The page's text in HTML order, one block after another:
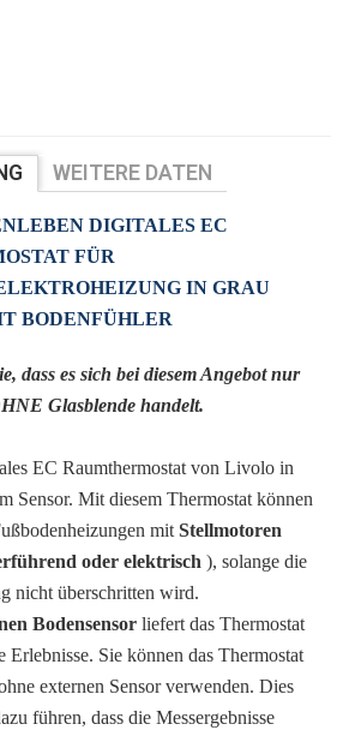
WEITERE DATEN
DIGITALES EC
FÜR
IN GRAU O
BODENFÜHLER
dass es sich bei diesem Angebot nur
Glasblende handelt.
EC Raumthermostat von Livolo in
Sensor. Mit diesem Thermostat können
mit Stellmotoren
oder elektrisch ), solange die
nicht überschritten wird.
Bodensensor liefert das Thermostat
Erlebnisse. Sie können das Thermostat
externen Sensor verwenden. Dies
führen, dass die Messergebnisse